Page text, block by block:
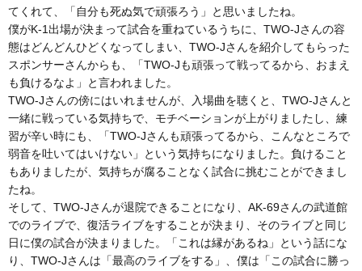
てくれて、「自分も死ぬ気で頑張ろう」と思いましたね。
僕がK-1出場が決まって試合を重ねているうちに、TWO-Jさんの容
態はどんどんひどくなってしまい、TWO-Jさんを紹介してもらった
スポンサーさんからも、「TWO-Jも頑張って戦ってるから、おまえ
も負けるなよ」と言われました。
TWO-Jさんの傍にはいれませんが、入場曲を聴くと、TWO-Jさんと
一緒に戦っている気持ちで、モチベーションが上がりましたし、練
習が辛い時にも、「TWO-Jさんも頑張ってるから、こんなところで
弱音を吐いてはいけない」という気持ちになりました。負けること
もありましたが、気持ちが腐ることなく試合に挑むことができまし
たね。
そして、TWO-Jさんが退院できることになり、AK-69さんの武道館
でのライブで、復活ライブをすることが決まり、そのライブと同じ
日に僕の試合が決まりました。「これは縁があるね」という話にな
り、TWO-Jさんは「最高のライブをする」、僕は「この試合に勝っ